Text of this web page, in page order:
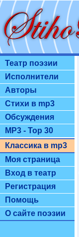
Театр поэзии
Исполнители
Авторы
Стихи в mp3
Обсуждения
MP3 - Top 30
Классика в mp3
Моя страница
Вход в театр
Регистрация
Помощь
О сайте поэзии